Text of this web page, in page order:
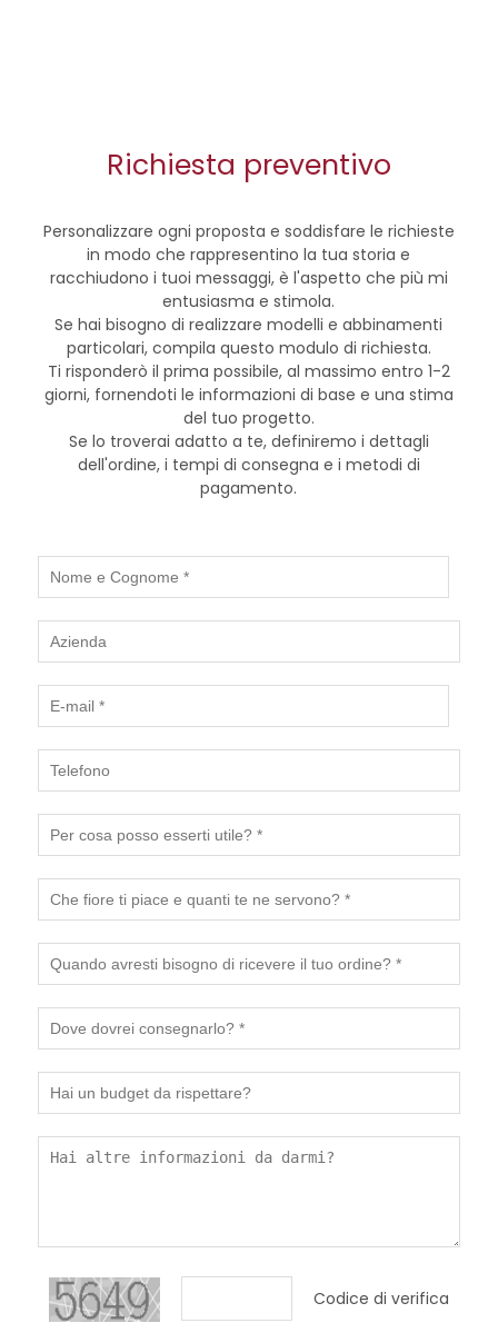
Richiesta preventivo
Personalizzare ogni proposta e soddisfare le richieste
in modo che rappresentino la tua storia e
racchiudono i tuoi messaggi, è l'aspetto che più mi
entusiasma e stimola.
Se hai bisogno di realizzare modelli e abbinamenti
particolari, compila questo modulo di richiesta.
Ti risponderò il prima possibile, al massimo entro 1-2
giorni, fornendoti le informazioni di base e una stima
del tuo progetto.
Se lo troverai adatto a te, definiremo i dettagli
dell'ordine, i tempi di consegna e i metodi di
pagamento.
Codice di verifica